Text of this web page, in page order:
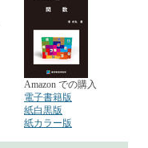
Amazon での購入
電子書籍版
紙白黒版
紙カラー版